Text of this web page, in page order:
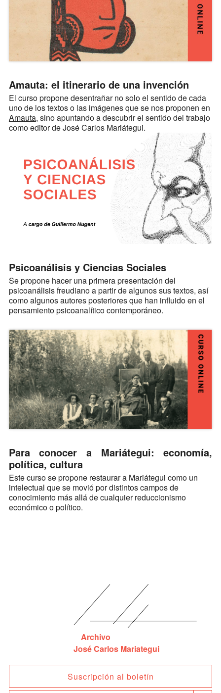
Amauta: el itinerario de una invención
El curso propone desentrañar no solo el sentido de cada
uno de los textos o las imágenes que se nos proponen en
Amauta, sino apuntando a descubrir el sentido del trabajo
como editor de José Carlos Mariátegui.
Psicoanálisis y Ciencias Sociales
Se propone hacer una primera presentación del
psicoanálisis freudiano a partir de algunos sus textos, así
como algunos autores posteriores que han influido en el
pensamiento psicoanalítico contemporáneo.
Para conocer a Mariátegui: economía,
política, cultura
Este curso se propone restaurar a Mariátegui como un
intelectual que se movió por distintos campos de
conocimiento más allá de cualquier reduccionismo
económico o político.
Archivo
José Carlos Mariategui
Suscripción al boletín